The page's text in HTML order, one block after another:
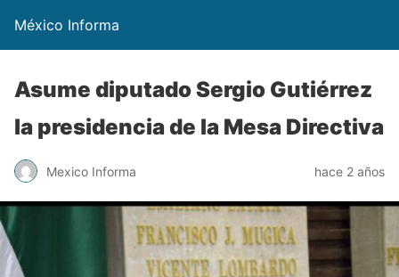
México Informa
Asume diputado Sergio Gutiérrez
la presidencia de la Mesa Directiva
Mexico Informa hace 2 años